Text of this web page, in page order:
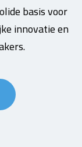
basis voor
innovatie en